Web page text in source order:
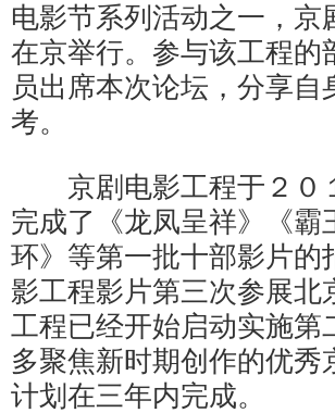
电影节系列活动之一，
在京举行。参与该工程
员出席本次论坛，分享
考。
京剧电影工程于２０
完成了《龙凤呈祥》《
环》等第一批十部影片
影工程影片第三次参展
工程已经开始启动实施
多聚焦新时期创作的优
计划在三年内完成。